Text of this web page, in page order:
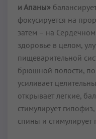
и Апаны»
фокусируется на
затем – на
здоровье в целом,
пищеварительной
брюшной полости,
усиливает
открывает легкие,
стимулирует
спины и стимулирует